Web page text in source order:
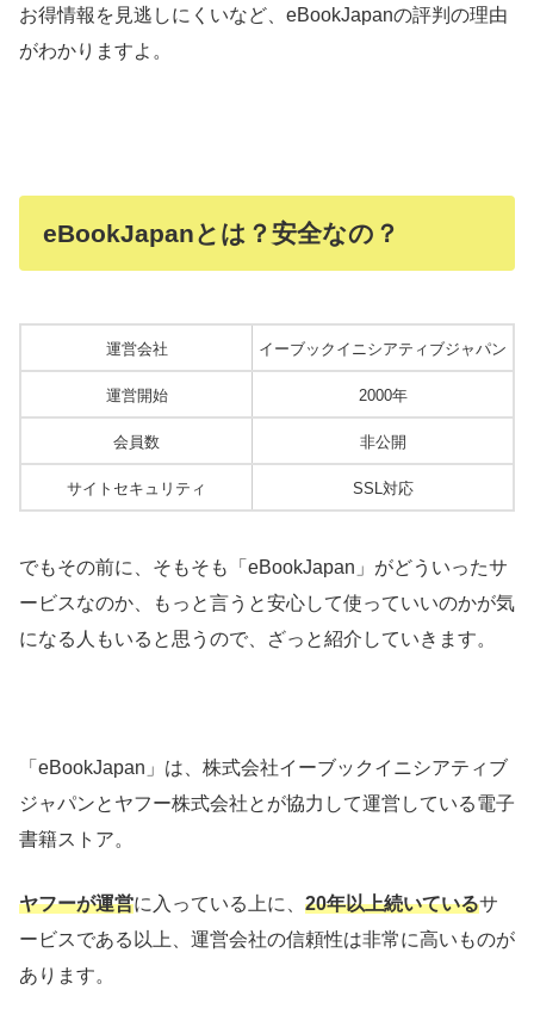
お得情報を見逃しにくいなど、eBookJapanの評判の理由
がわかりますよ。
eBookJapanとは？安全なの？
運営会社 イーブックイニシアティブジャパン
運営開始 2000年
会員数 非公開
サイトセキュリティ SSL対応
でもその前に、そもそも「eBookJapan」がどういったサ
ービスなのか、もっと言うと安心して使っていいのかが気
になる人もいると思うので、ざっと紹介していきます。
「eBookJapan」は、株式会社イーブックイニシアティブ
ジャパンとヤフー株式会社とが協力して運営している電子
書籍ストア。
ヤフーが運営に入っている上に、 20年以上続いているサ
ービスである以上、運営会社の信頼性は非常に高いものが
あります。